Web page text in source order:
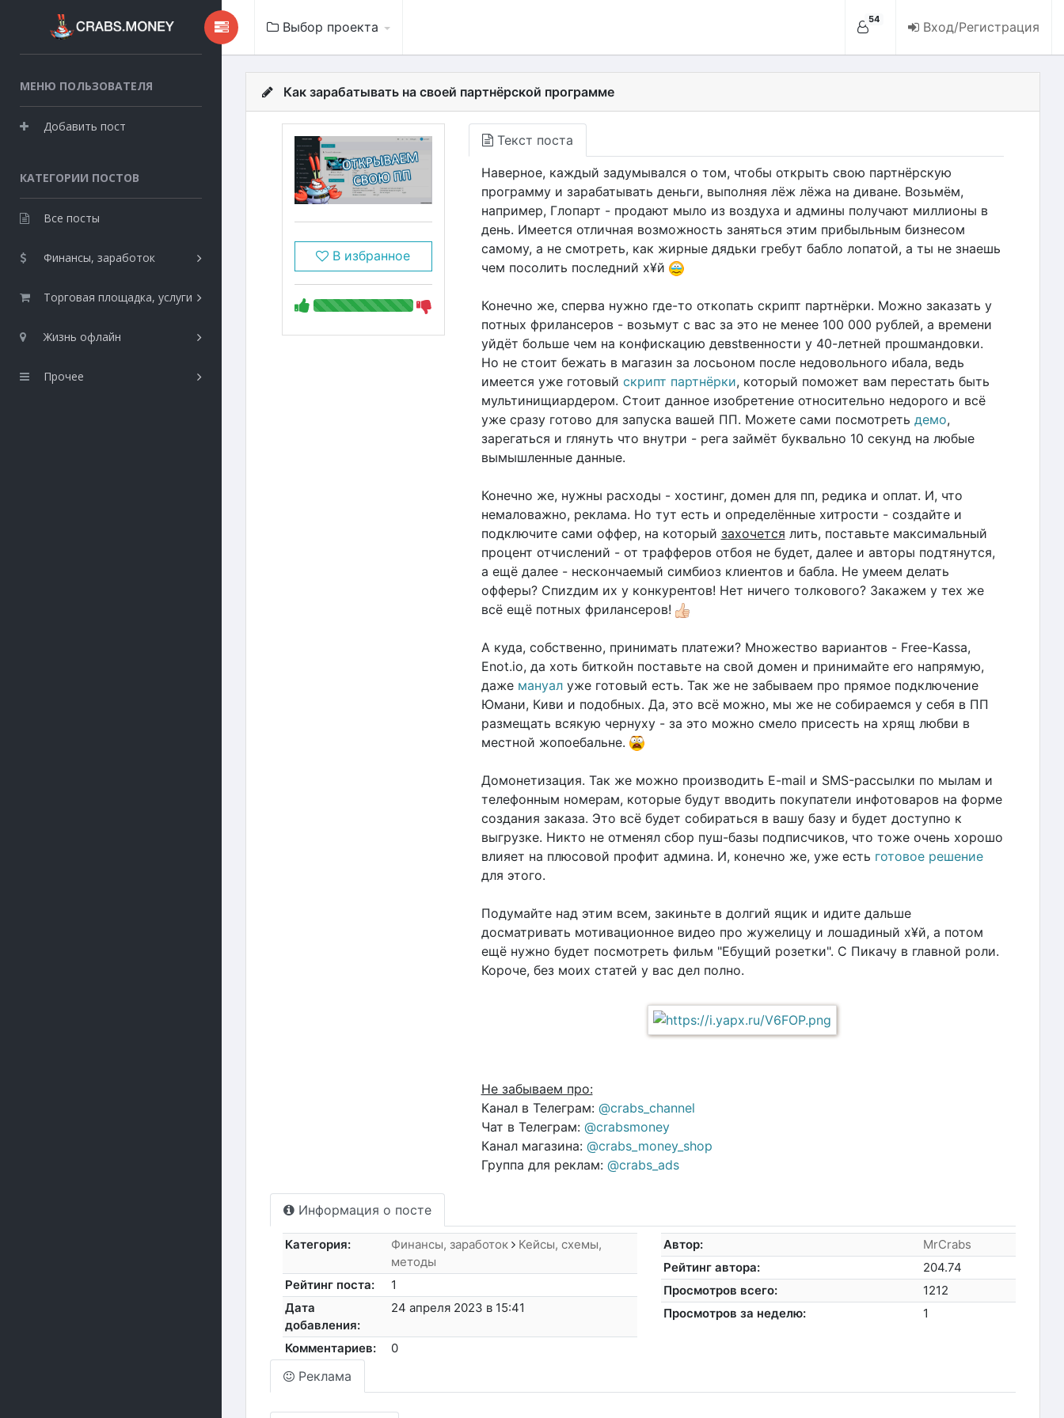
МЕНЮ ПОЛЬЗОВАТЕЛЯ
Добавить пост
КАТЕГОРИИ ПОСТОВ
Все посты
Финансы, заработок
Торговая площадка, услуги
Жизнь офлайн
Прочее
Выбор проекта 54 Вход/Регистрация
Как зарабатывать на своей партнёрской программе
В избранное
Текст поста
Наверное, каждый задумывался о том, чтобы открыть свою партнёрскую
программу и зарабатывать деньги, выполняя лёж лёжа на диване. Возьмём,
например, Глопарт - продают мыло из воздуха и админы получают миллионы в
день. Имеется отличная возможность заняться этим прибыльным бизнесом
самому, а не смотреть, как жирные дядьки гребут бабло лопатой, а ты не знаешь
чем посолить последний х¥й
Конечно же, сперва нужно где-то откопать скрипт партнёрки. Можно заказать у
потных фрилансеров - возьмут с вас за это не менее 100 000 рублей, а времени
уйдёт больше чем на конфискацию девstвенности у 40-летней прошмандовки.
Но не стоит бежать в магазин за лосьоном после недовольного ибала, ведь
имеется уже готовый скрипт партнёрки, который поможет вам перестать быть
мультинищиардером. Стоит данное изобретение относительно недорого и всё
уже сразу готово для запуска вашей ПП. Можете сами посмотреть демо,
зарегаться и глянуть что внутри - рега займёт буквально 10 секунд на любые
вымышленные данные.
Конечно же, нужны расходы - хостинг, домен для пп, редика и оплат. И, что
немаловажно, реклама. Но тут есть и определённые хитрости - создайте и
подключите сами оффер, на который захочется лить, поставьте максимальный
процент отчислений - от трафферов отбоя не будет, далее и авторы подтянутся,
а ещё далее - нескончаемый симбиоз клиентов и бабла. Не умеем делать
офферы? Спиzдим их у конкурентов! Нет ничего толкового? Закажем у тех же
всё ещё потных фрилансеров!
А куда, собственно, принимать платежи? Множество вариантов - Free-Kassa,
Enot.io, да хоть биткойн поставьте на свой домен и принимайте его напрямую,
даже мануалуже готовый есть. Так же не забываем про прямое подключение
Юмани, Киви и подобных. Да, это всё можно, мы же не собираемся у себя в ПП
размещать всякую чернуху - за это можно смело присесть на хрящ любви в
местной жопоебальне.
Домонетизация. Так же можно производить E-mail и SMS-рассылки по мылам и
телефонным номерам, которые будут вводить покупатели инфотоваров на форме
создания заказа. Это всё будет собираться в вашу базу и будет доступно к
выгрузке. Никто не отменял сбор пуш-базы подписчиков, что тоже очень хорошо
влияет на плюсовой профит админа. И, конечно же, уже есть готовое решение
для этого.
Подумайте над этим всем, закиньте в долгий ящик и идите дальше
досматривать мотивационное видео про жужелицу и лошадиный х¥й, а потом
ещё нужно будет посмотреть фильм "Ебущий розетки". С Пикачу в главной роли.
Короче, без моих статей у вас дел полно.
Не забываем про:
Канал в Телеграм: @crabs_channel
Чат в Телеграм: @crabsmoney
Канал магазина: @crabs_money_shop
Группа для реклам: @crabs_ads
Информация о посте
Категория: Финансы, заработок
Кейсы, схемы,
методы
Рейтинг поста:
1
Дата
добавления:
24 апреля 2023 в 15:41
Комментариев: 0
Автор:
MrCrabs
Рейтинг автора:
204.74
Просмотров всего:
1212
Просмотров за неделю:
1
Реклама